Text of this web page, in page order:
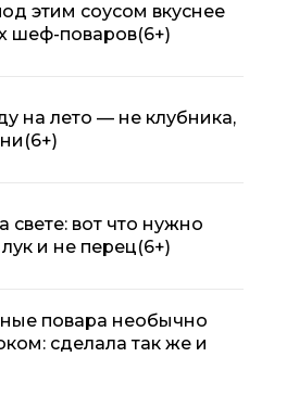
этим соусом вкуснее
шеф-поваров(6+)
на лето — не клубника,
(6+)
свете: вот что нужно
и не перец(6+)
повара необычно
сделала так же и